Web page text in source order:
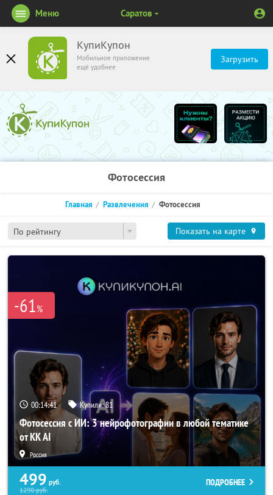
КупиКупон
Мобильное приложение
ещё удобнее
Загрузить
Меню Саратов
Фотосессия
По рейтингу
Главная Развлечения Фотосессия
Показать на карте
-61%
00:14:41 Купили:81
Фотосессия с ИИ: 3 нейрофотографии в любой тематике
от KK AI
Россия
499 руб.
1290руб.
ПОДРОБНЕЕ